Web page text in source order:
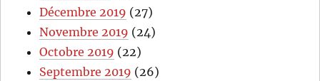
Décembre 2019 (27)
Novembre 2019 (24)
Octobre 2019 (22)
Septembre 2019 (26)